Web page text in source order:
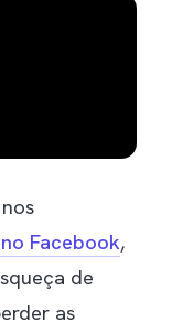
Facebook,
de
as